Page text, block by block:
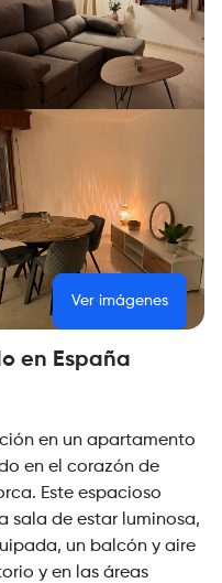
Ver imágenes
en España
en un apartamento
en el corazón de
Este espacioso
sala de estar luminosa,
un balcón y aire
y en las áreas